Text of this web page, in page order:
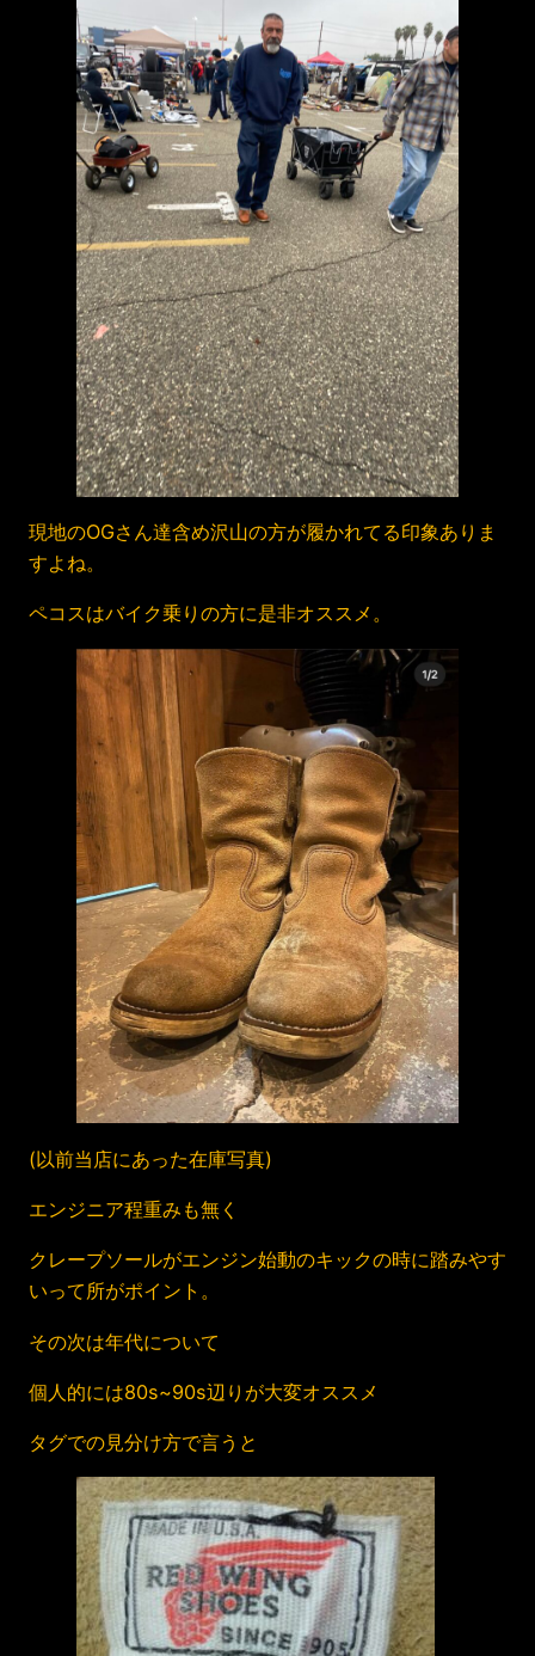
現地のOGさん達含め沢山の方が履かれてる印象ありま
すよね。
ペコスはバイク乗りの方に是非オススメ。
(以前当店にあった在庫写真)
エンジニア程重みも無く
クレープソールがエンジン始動のキックの時に踏みやす
いって所がポイント。
その次は年代について
個人的には80s~90s辺りが大変オススメ
タグでの見分け方で言うと